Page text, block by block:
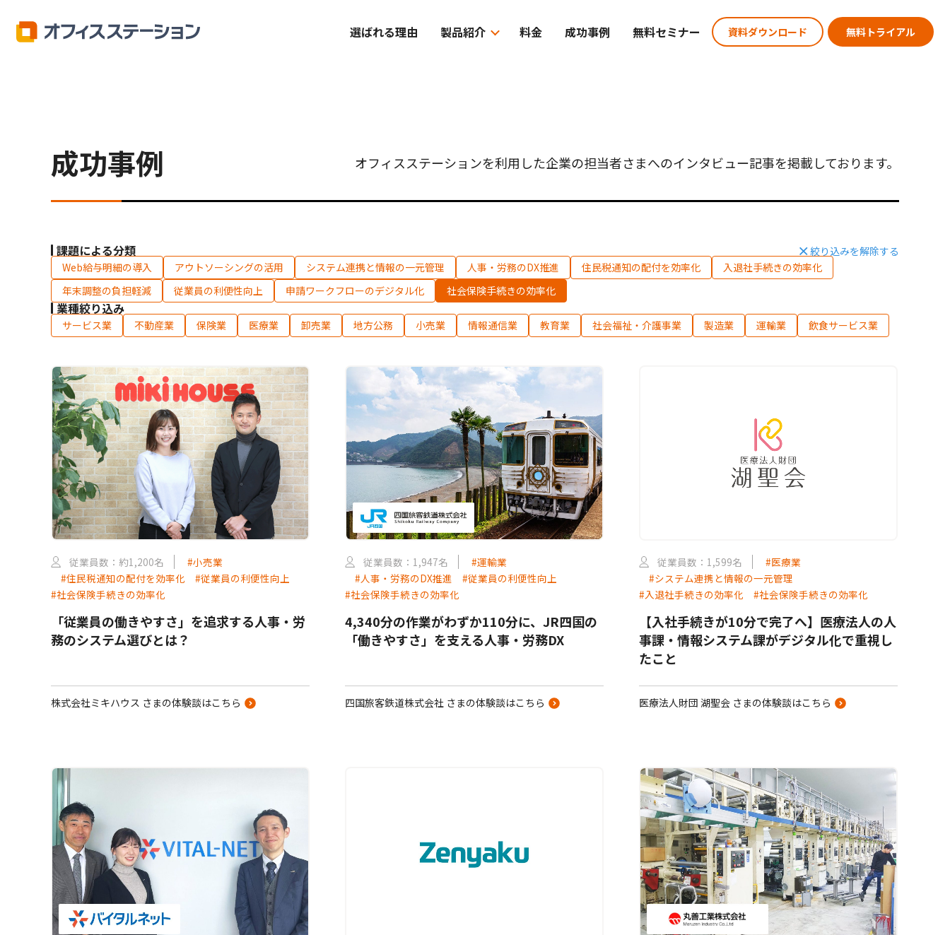
選ばれる理由 製品紹介 料金 成功事例 無料セミナー 資料ダウンロード 無料トライアル
成功事例 オフィスステーションを利用した企業の担当者さまへのインタビュー記事を掲載しております。
絞り込みを解除する
課題による分類
Web給与明細の導入 アウトソーシングの活用 システム連携と情報の一元管理 人事・労務のDX推進 住民税通知の配付を効率化
入退社手続きの効率化
年末調整の負担軽減
従業員の利便性向上 申請ワークフローのデジタル化 社会保険手続きの効率化
業種絞り込み
サービス業 不動産業 保険業 医療業 卸売業 地方公務 小売業 情報通信業 教育業 社会福祉・介護事業 製造業 運輸業 飲食サービス業
従業員数：約1,200名
#小売業
#住民税通知の配付を効率化
#従業員の利便性向上
#社会保険手続きの効率化
「従業員の働きやすさ」を追求する人事・労
務のシステム選びとは？
株式会社ミキハウス さまの体験談はこちら
従業員数：1,947名
#運輸業
#人事・労務のDX推進
#従業員の利便性向上
#社会保険手続きの効率化
4,340分の作業がわずか110分に、JR四国の
「働きやすさ」を支える人事・労務DX
四国旅客鉄道株式会社 さまの体験談はこちら
従業員数：1,599名
#医療業
#システム連携と情報の一元管理
#入退社手続きの効率化
#社会保険手続きの効率化
【入社手続きが10分で完了へ】医療法人の人
事課・情報システム課がデジタル化で重視し
たこと
医療法人財団 湖聖会 さまの体験談はこちら